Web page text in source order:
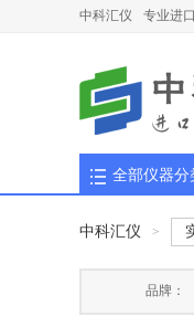
中科汇仪 专业进
全部仪器分
中科汇仪 >
品牌：